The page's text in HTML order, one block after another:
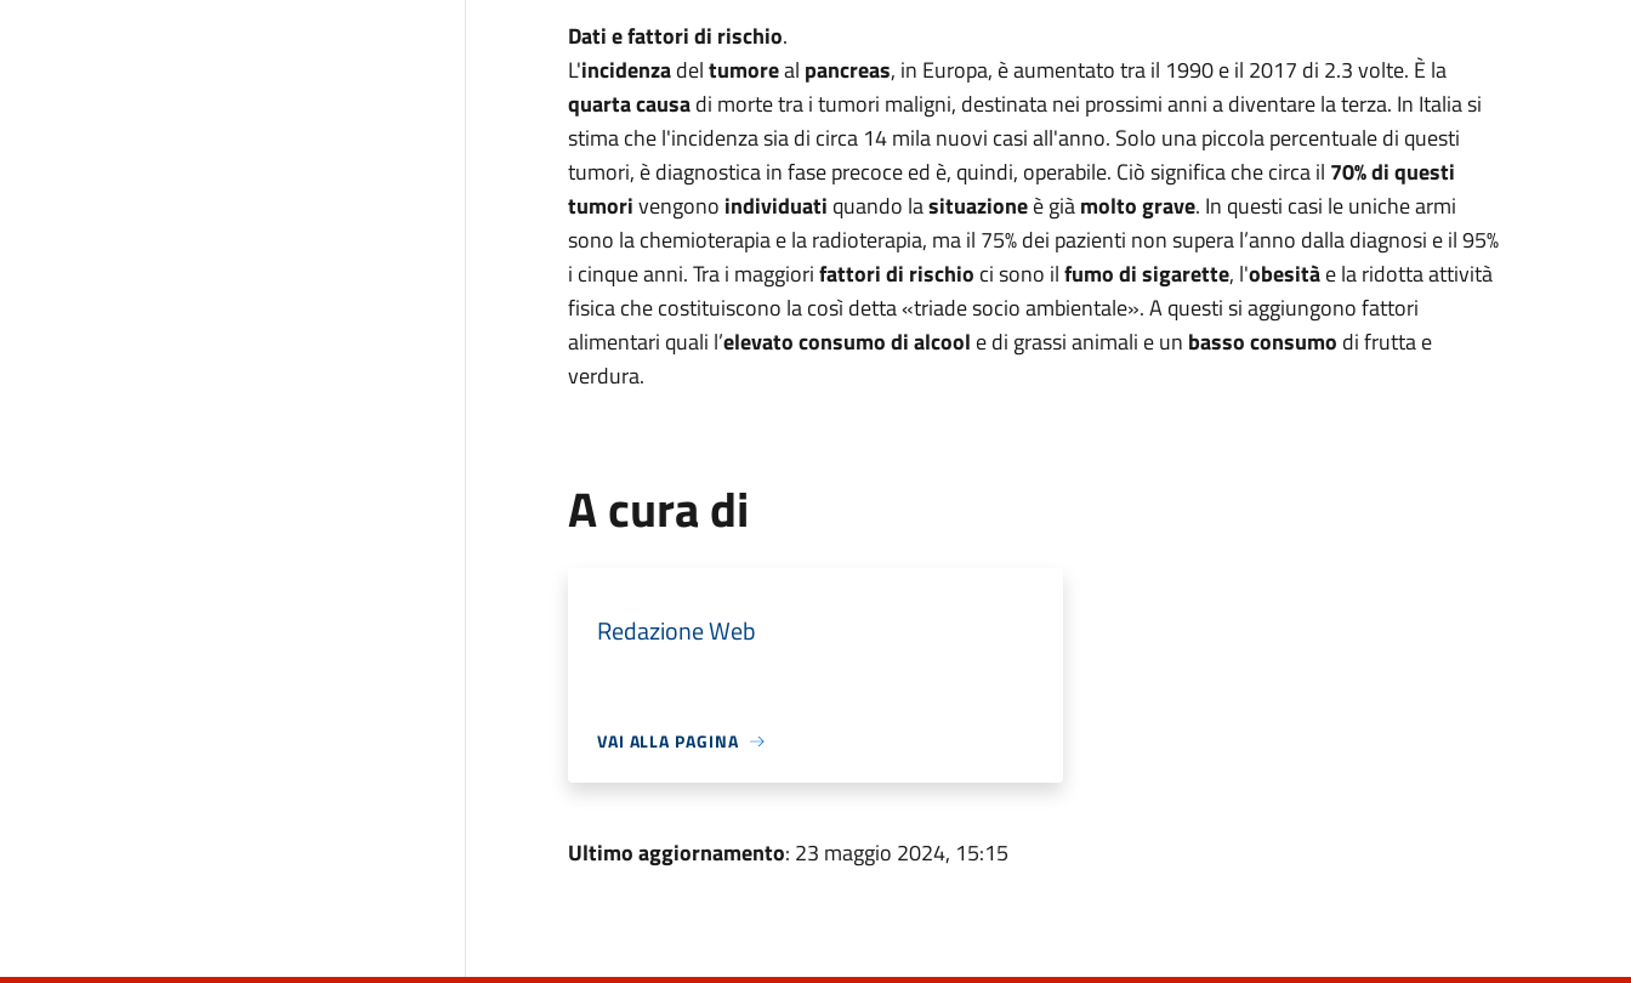
Dati e fattori di rischio.
L'incidenzadeltumoreal pancreas, in Europa, è aumentato tra il 1990 e il 2017 di 2.3 volte. È la
quarta causadi morte tra i tumori maligni, destinata nei prossimi anni a diventare la terza. In Italia si
stima che l'incidenza sia di circa 14 mila nuovi casi all'anno. Solo una piccola percentuale di questi
tumori, è diagnostica in fase precoce ed è, quindi, operabile. Ciò significa che circa il 70% di questi
tumorivengono individuati quando lasituazioneè giàmolto grave. In questi casi le uniche armi
sono la chemioterapia e la radioterapia, ma il 75% dei pazienti non supera l’anno dalla diagnosi e il 95%
i cinque anni. Tra i maggiorifattori di rischio ci sono ilfumo di sigarette, l'obesitàe la ridotta attività
fisica che costituiscono la così detta «triade socio ambientale». A questi si aggiungono fattori
alimentari quali l’elevato consumo di alcool e di grassi animali e un basso consumo di frutta e
verdura.
A cura di
Redazione Web
VAI ALLA PAGINA
Ultimo aggiornamento: 23 maggio 2024, 15:15